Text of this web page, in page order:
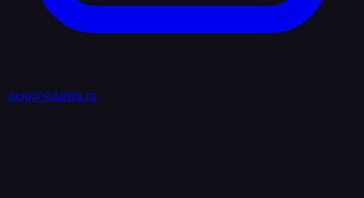
shop@solartek.ru